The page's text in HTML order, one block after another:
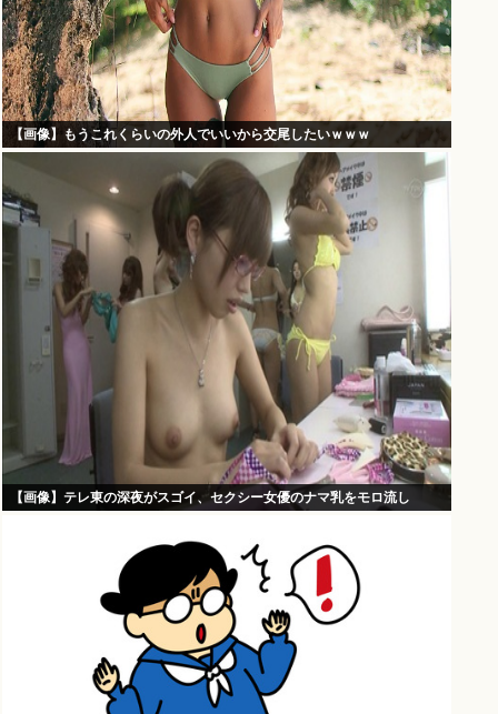
【画像】もうこれくらいの外人でいいから交尾したいｗｗｗ
【画像】テレ東の深夜がスゴイ、セクシー女優のナマ乳をモロ流し